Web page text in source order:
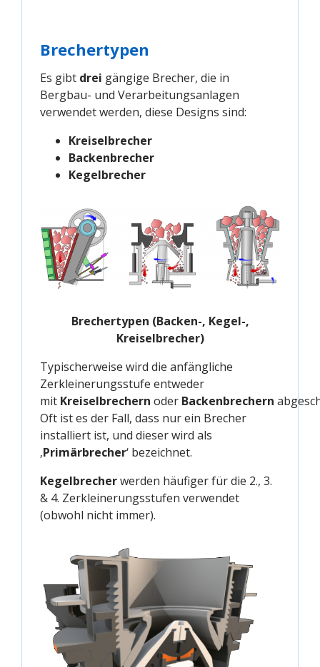
Brechertypen
Es gibt drei gängige Brecher, die in
Bergbau- und Verarbeitungsanlagen
verwendet werden, diese Designs sind:
Kreiselbrecher
Backenbrecher
Kegelbrecher
Brechertypen (Backen-, Kegel-,
Kreiselbrecher)
Typischerweise wird die anfängliche
Zerkleinerungsstufe entweder
mit Kreiselbrechern oder Backenbrechern
Oft ist es der Fall, dass nur ein Brecher
installiert ist, und dieser wird als
‚Primärbrecher‘ bezeichnet.
Kegelbrecherwerden häufiger für die 2., 3.
& 4. Zerkleinerungsstufen verwendet
(obwohl nicht immer).